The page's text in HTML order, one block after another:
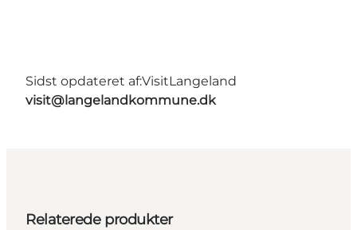
Sidst opdateret af:VisitLangeland
visit@langelandkommune.dk
Relaterede produkter